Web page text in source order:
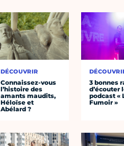
DÉCOUVRIR
Connaissez-vous
l’histoire des
amants maudits,
Héloïse et
Abélard ?
3 bonnes
d’écouter
podcast «
Fumoir »